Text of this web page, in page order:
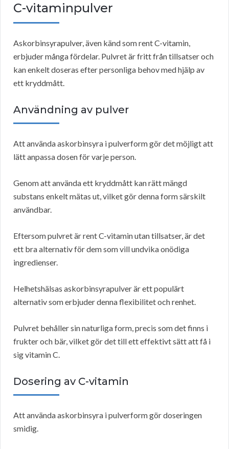
C-vitaminpulver
Askorbinsyrapulver, även känd som rent C-vitamin,
erbjuder många fördelar. Pulvret är fritt från tillsatser och
kan enkelt doseras efter personliga behov med hjälp av
ett kryddmått.
Användning av pulver
Att använda askorbinsyra i pulverform gör det möjligt att
lätt anpassa dosen för varje person.
Genom att använda ett kryddmått kan rätt mängd
substans enkelt mätas ut, vilket gör denna form särskilt
användbar.
Eftersom pulvret är rent C-vitamin utan tillsatser, är det
ett bra alternativ för dem som vill undvika onödiga
ingredienser.
Helhetshälsas askorbinsyrapulver är ett populärt
alternativ som erbjuder denna flexibilitet och renhet.
Pulvret behåller sin naturliga form, precis som det finns i
frukter och bär, vilket gör det till ett effektivt sätt att få i
sig vitamin C.
Dosering av C-vitamin
Att använda askorbinsyra i pulverform gör doseringen
smidig.